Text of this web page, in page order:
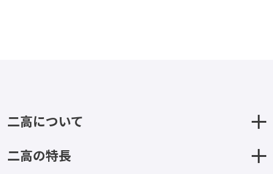
二高について
二高の特長